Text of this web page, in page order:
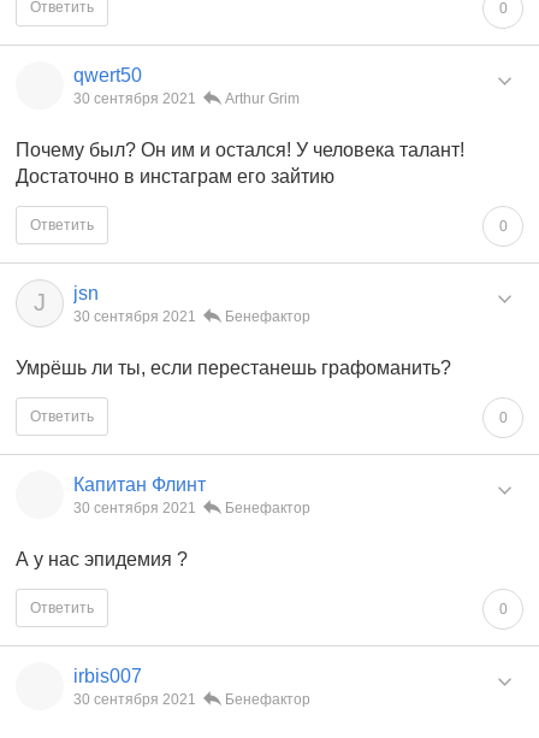
0
Ответить
qwert50
30 сентября 2021 Arthur Grim
Почему был? Он им и остался! У человека талант!
Достаточно в инстаграм его зайтию
0
Ответить
J jsn
30 сентября 2021 Бенефактор
Умрёшь ли ты, если перестанешь графоманить?
0
Ответить
Капитан Флинт
30 сентября 2021 Бенефактор
А у нас эпидемия ?
0
Ответить
irbis007
30 сентября 2021 Бенефактор